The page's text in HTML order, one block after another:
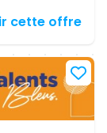
paliers
-
Vos
cette offre